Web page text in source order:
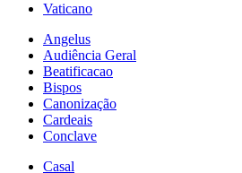
Vaticano
Angelus
Audiência Geral
Beatificacao
Bispos
Canonização
Cardeais
Conclave
Casal